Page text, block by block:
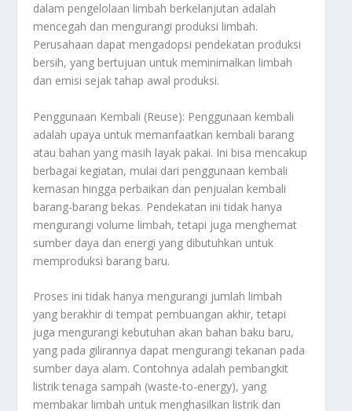
dalam pengelolaan limbah berkelanjutan adalah
mencegah dan mengurangi produksi limbah.
Perusahaan dapat mengadopsi pendekatan produksi
bersih, yang bertujuan untuk meminimalkan limbah
dan emisi sejak tahap awal produksi.
Penggunaan Kembali (Reuse): Penggunaan kembali
adalah upaya untuk memanfaatkan kembali barang
atau bahan yang masih layak pakai. Ini bisa mencakup
berbagai kegiatan, mulai dari penggunaan kembali
kemasan hingga perbaikan dan penjualan kembali
barang-barang bekas. Pendekatan ini tidak hanya
mengurangi volume limbah, tetapi juga menghemat
sumber daya dan energi yang dibutuhkan untuk
memproduksi barang baru.
Proses ini tidak hanya mengurangi jumlah limbah
yang berakhir di tempat pembuangan akhir, tetapi
juga mengurangi kebutuhan akan bahan baku baru,
yang pada gilirannya dapat mengurangi tekanan pada
sumber daya alam. Contohnya adalah pembangkit
listrik tenaga sampah (waste-to-energy), yang
membakar limbah untuk menghasilkan listrik dan